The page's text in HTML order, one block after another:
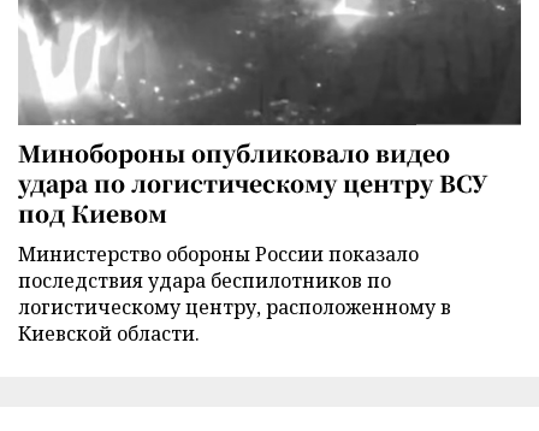
Минобороны опубликовало видео
удара по логистическому центру ВСУ
под Киевом
Министерство обороны России показало
последствия удара беспилотников по
логистическому центру, расположенному в
Киевской области.